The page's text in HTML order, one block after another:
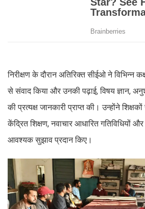
निरीक्षण के दौरान अतिरिक्त सीईओ ने विभिन्न
से संवाद किया और उनकी पढ़ाई, विषय ज्ञान,
की प्रत्यक्ष जानकारी प्राप्त की। उन्होंने शिक्षकों
केंद्रित शिक्षण, नवाचार आधारित गतिविधियों
आवश्यक सुझाव प्रदान किए।